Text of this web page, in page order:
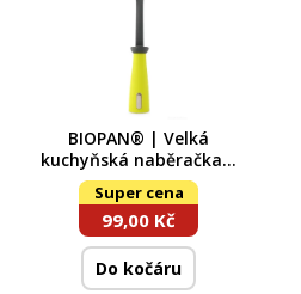
BIOPAN® | Velká
kuchyňská naběračka |
31 cm | Vhodná na
nepřilnavé povrchy
Super cena
99,00 Kč
Do kočáru